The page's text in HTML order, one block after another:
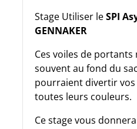
Stage Utiliser leSPI
GENNAKER
Ces voiles de
souvent au fond du
pourraient divertir
toutes leurs couleurs.
Ce stage vous